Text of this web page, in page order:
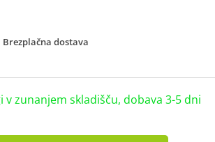
Brezplačna dostava
v zunanjem skladišču, dobava 3-5 dni